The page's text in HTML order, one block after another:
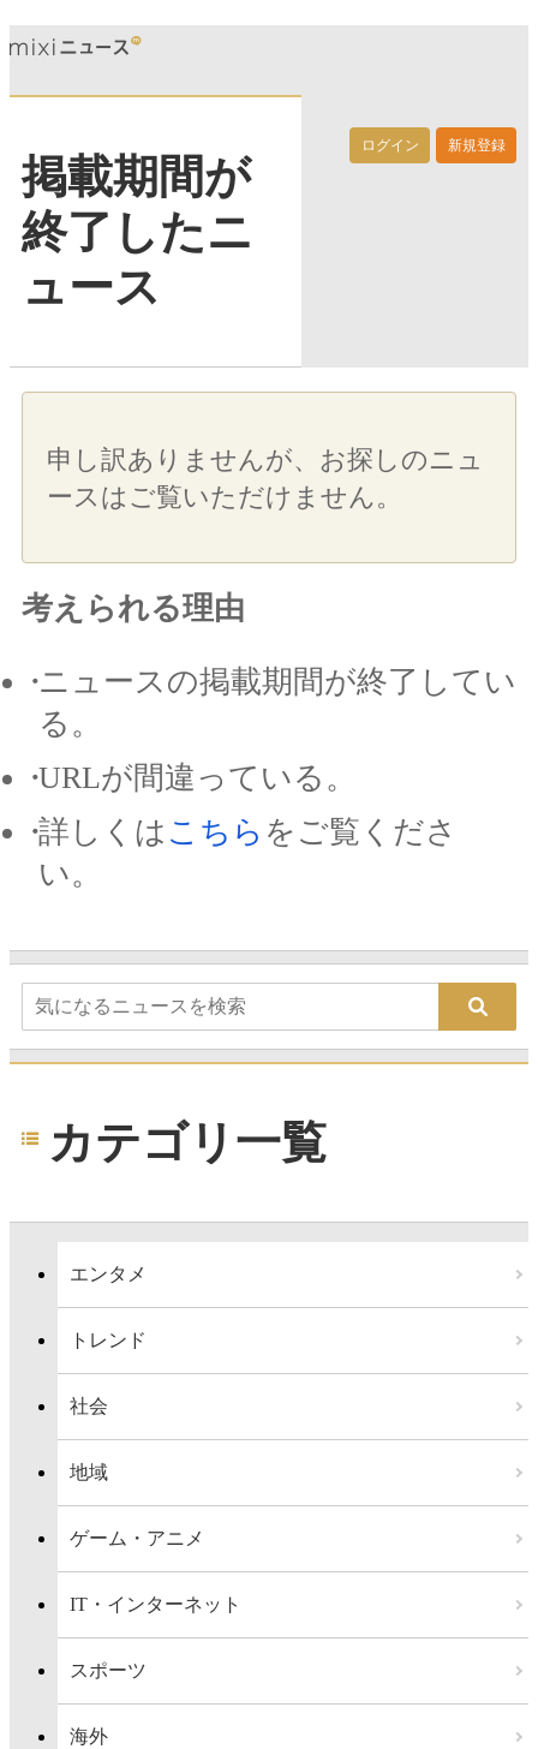
ログイン 新規登録
掲載期間が
終了したニ
ュース
申し訳ありませんが、お探しのニュ
ースはご覧いただけません。
考えられる理由
ニュースの掲載期間が終了してい
る。
URLが間違っている。
詳しくは こちら をご覧くださ
い。
カテゴリ一覧
エンタメ
トレンド
社会
地域
ゲーム・アニメ
IT・インターネット
スポーツ
海外